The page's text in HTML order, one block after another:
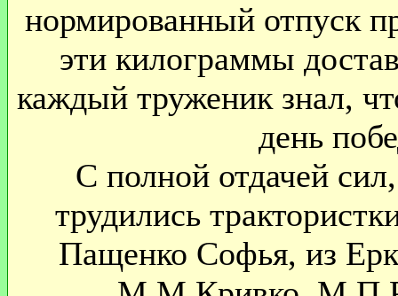
нормированный отпуск
эти килограммы
каждый труженик знал,
день
С полной отдачей
трудились
Пащенко Софья, из